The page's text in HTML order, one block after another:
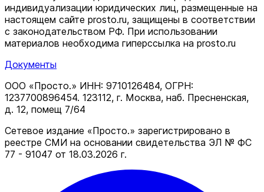
индивидуализации юридических лиц, размещенные на
настоящем сайте prosto.ru, защищены в соответствии
c законодательством РФ. При использовании
материалов необходима гиперссылка на prosto.ru
Документы
ООО «Просто.» ИНН: 9710126484, ОГРН:
1237700896454. 123112, г. Москва, наб. Пресненская,
д. 12, помещ 7/64
Сетевое издание «Просто.» зарегистрировано в
реестре СМИ на основании свидетельства ЭЛ № ФС
77 - 91047 от 18.03.2026 г.